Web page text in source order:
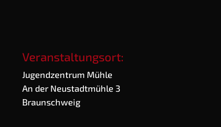
Veranstaltungsort:
Jugend­zen­trum Mühle
An der Neu­stadt­müh­le 3
Braunschweig